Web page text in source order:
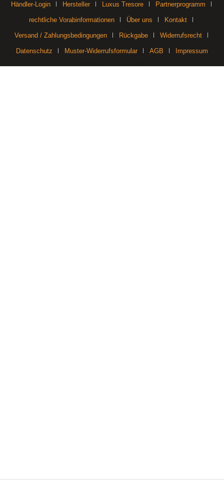
Händler-Login Hersteller Luxus Tresore Partnerprogramm
rechtliche Vorabinformationen Über uns Kontakt
Versand / Zahlungsbedingungen Rückgabe Widerrufsrecht
Datenschutz Muster-Widerrufsformular AGB
Impressum